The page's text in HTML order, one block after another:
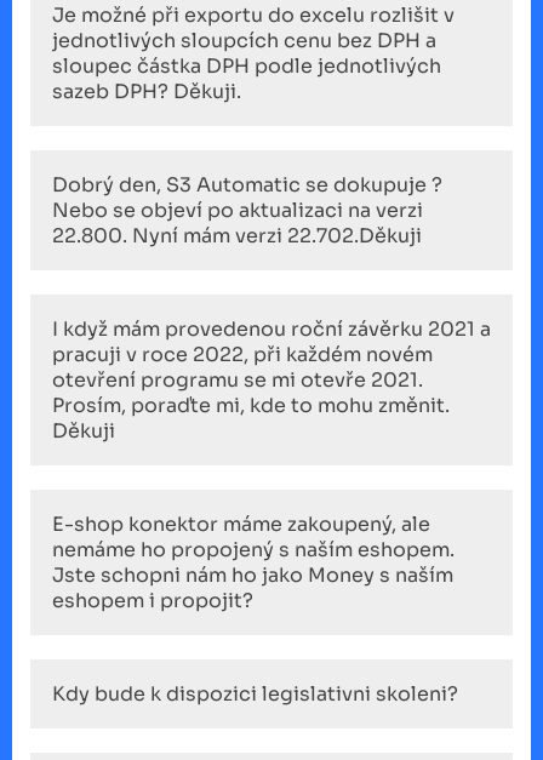
Je možné při exportu do excelu rozlišit v
jednotlivých sloupcích cenu bez DPH a
sloupec částka DPH podle jednotlivých
sazeb DPH? Děkuji.
Dobrý den, S3 Automatic se dokupuje ?
Nebo se objeví po aktualizaci na verzi
22.800. Nyní mám verzi 22.702.Děkuji
I když mám provedenou roční závěrku 2021 a
pracuji v roce 2022, při každém novém
otevření programu se mi otevře 2021.
Prosím, poraďte mi, kde to mohu změnit.
Děkuji
E-shop konektor máme zakoupený, ale
nemáme ho propojený s naším eshopem.
Jste schopni nám ho jako Money s naším
eshopem i propojit?
Kdy bude k dispozici legislativni skoleni?